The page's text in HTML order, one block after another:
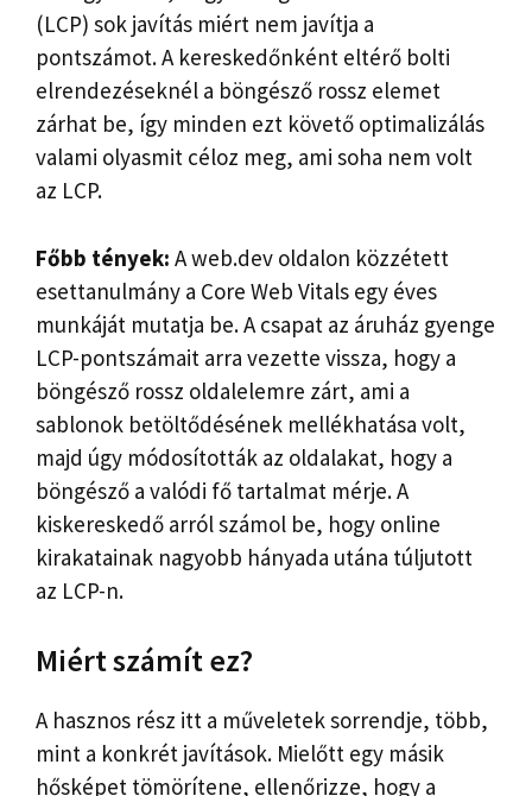
(LCP) sok javítás miért nem javítja a
pontszámot. A kereskedőnként eltérő bolti
elrendezéseknél a böngésző rossz elemet
zárhat be, így minden ezt követő optimalizálás
valami olyasmit céloz meg, ami soha nem volt
az LCP.
Főbb tények: A web.dev oldalon közzétett
esettanulmány a Core Web Vitals egy éves
munkáját mutatja be. A csapat az áruház gyenge
LCP-pontszámait arra vezette vissza, hogy a
böngésző rossz oldalelemre zárt, ami a
sablonok betöltődésének mellékhatása volt,
majd úgy módosították az oldalakat, hogy a
böngésző a valódi fő tartalmat mérje. A
kiskereskedő arról számol be, hogy online
kirakatainak nagyobb hányada utána túljutott
az LCP-n.
Miért számít ez?
A hasznos rész itt a műveletek sorrendje, több,
mint a konkrét javítások. Mielőtt egy másik
hősképet tömörítene, ellenőrizze, hogy a